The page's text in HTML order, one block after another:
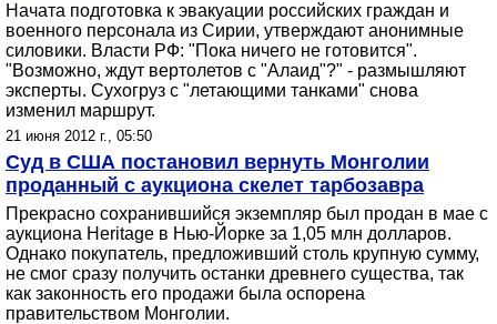
Начата подготовка к эвакуации российских граждан и
военного персонала из Сирии, утверждают анонимные
силовики. Власти РФ: "Пока ничего не готовится".
"Возможно, ждут вертолетов с "Алаид"?" - размышляют
эксперты. Сухогруз с "летающими танками" снова
изменил маршрут.
21 июня 2012 г., 05:50
Суд в США постановил вернуть Монголии
проданный с аукциона скелет тарбозавра
Прекрасно сохранившийся экземпляр был продан в мае с
аукциона Heritage в Нью-Йорке за 1,05 млн долларов.
Однако покупатель, предложивший столь крупную сумму,
не смог сразу получить останки древнего существа, так
как законность его продажи была оспорена
правительством Монголии.